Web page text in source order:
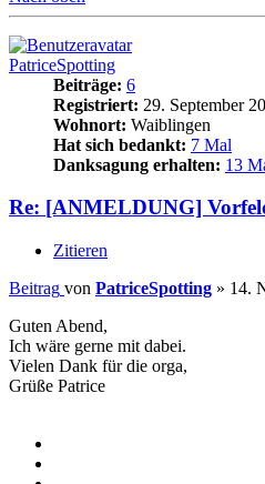
PatriceSpotting
Beiträge: 6
Registriert: 29. September
Wohnort: Waiblingen
Hat sich bedankt: 7 Mal
Danksagung erhalten: 13
Re: [ANMELDUNG]
Zitieren
Beitrag von PatriceSpotting » 14.
Guten Abend,
Ich wäre gerne mit dabei.
Vielen Dank für die orga,
Grüße Patrice